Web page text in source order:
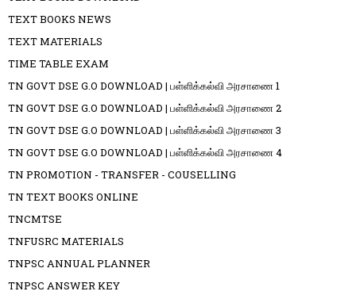
TEXT BOOKS NEWS
TEXT MATERIALS
TIME TABLE EXAM
TN GOVT DSE G.O DOWNLOAD | பள்ளிக்கல்வி அரசாணை 1
TN GOVT DSE G.O DOWNLOAD | பள்ளிக்கல்வி அரசாணை 2
TN GOVT DSE G.O DOWNLOAD | பள்ளிக்கல்வி அரசாணை 3
TN GOVT DSE G.O DOWNLOAD | பள்ளிக்கல்வி அரசாணை 4
TN PROMOTION - TRANSFER - COUSELLING
TN TEXT BOOKS ONLINE
TNCMTSE
TNFUSRC MATERIALS
TNPSC ANNUAL PLANNER
TNPSC ANSWER KEY